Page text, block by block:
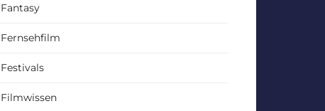
Fantasy
Fernsehfilm
Festivals
Filmwissen